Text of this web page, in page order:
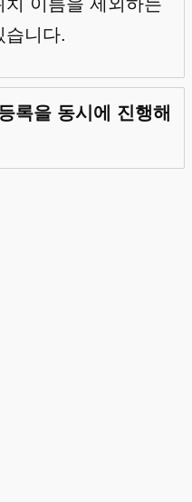
습니다.
록을 동시에 진행해